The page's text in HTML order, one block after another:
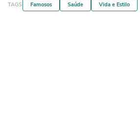
TAGS Famosos Saúde Vida e Estilo